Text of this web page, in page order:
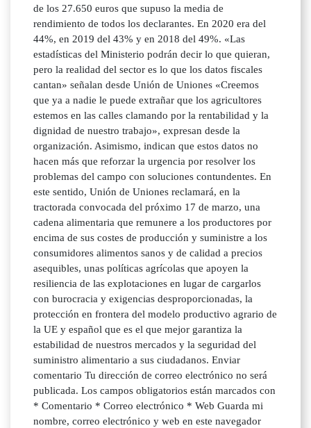
de los 27.650 euros que supuso la media de
rendimiento de todos los declarantes. En 2020 era del
44%, en 2019 del 43% y en 2018 del 49%. «Las
estadísticas del Ministerio podrán decir lo que quieran,
pero la realidad del sector es lo que los datos fiscales
cantan» señalan desde Unión de Uniones «Creemos
que ya a nadie le puede extrañar que los agricultores
estemos en las calles clamando por la rentabilidad y la
dignidad de nuestro trabajo», expresan desde la
organización. Asimismo, indican que estos datos no
hacen más que reforzar la urgencia por resolver los
problemas del campo con soluciones contundentes. En
este sentido, Unión de Uniones reclamará, en la
tractorada convocada del próximo 17 de marzo, una
cadena alimentaria que remunere a los productores por
encima de sus costes de producción y suministre a los
consumidores alimentos sanos y de calidad a precios
asequibles, unas políticas agrícolas que apoyen la
resiliencia de las explotaciones en lugar de cargarlos
con burocracia y exigencias desproporcionadas, la
protección en frontera del modelo productivo agrario de
la UE y español que es el que mejor garantiza la
estabilidad de nuestros mercados y la seguridad del
suministro alimentario a sus ciudadanos. Enviar
comentario Tu dirección de correo electrónico no será
publicada. Los campos obligatorios están marcados con
* Comentario * Correo electrónico * Web Guarda mi
nombre, correo electrónico y web en este navegador